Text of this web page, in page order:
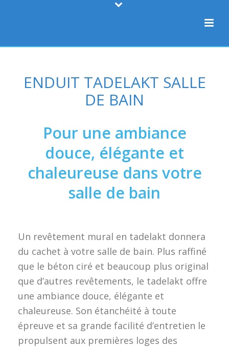
ENDUIT TADELAKT SALLE
DE BAIN
Pour une ambiance
douce, élégante et
chaleureuse dans votre
salle de bain
Un revêtement mural en tadelakt donnera
du cachet à votre salle de bain. Plus raffiné
que le béton ciré et beaucoup plus original
que d’autres revêtements, le tadelakt offre
une ambiance douce, élégante et
chaleureuse. Son étanchéité à toute
épreuve et sa grande facilité d’entretien le
propulsent aux premières loges des